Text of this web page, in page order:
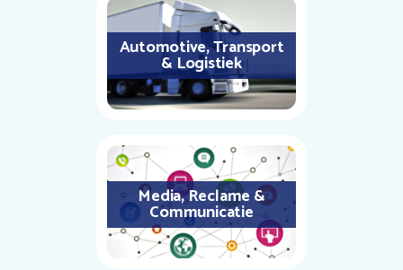
Automotive, Transport
& Logistiek
Media, Reclame &
Communicatie